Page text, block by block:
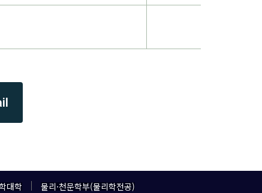
대학 물리·천문학부(물리학전공)